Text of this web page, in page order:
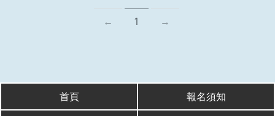
← 1 →
首頁
報名須知